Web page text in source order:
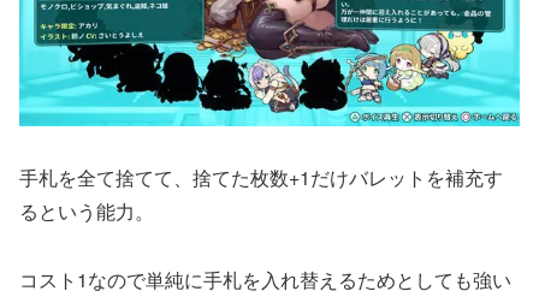
手札を全て捨てて、捨てた枚数+1だけバレットを補充す
るという能力。
コスト1なので単純に手札を入れ替えるためとしても強い